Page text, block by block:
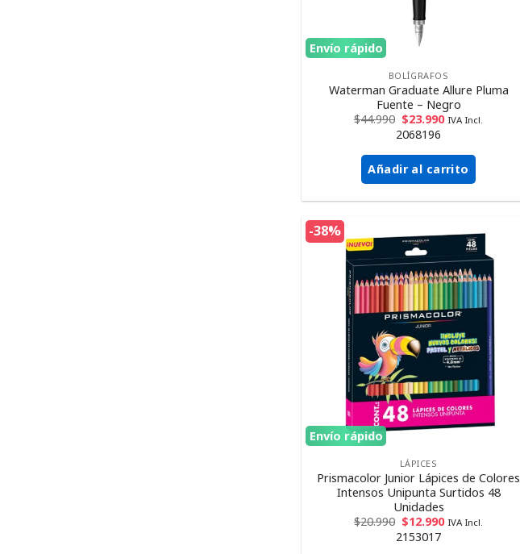
Envío rápido
BOLÍGRAFOS
Waterman Graduate Allure Pluma
Fuente – Negro
$44.990 $23.990 IVA Incl.
2068196
Añadir al carrito
-38%
Envío rápido
LÁPICES
Prismacolor Junior Lápices de Colores
Intensos Unipunta Surtidos 48
Unidades
$20.990 $12.990 IVA Incl.
2153017